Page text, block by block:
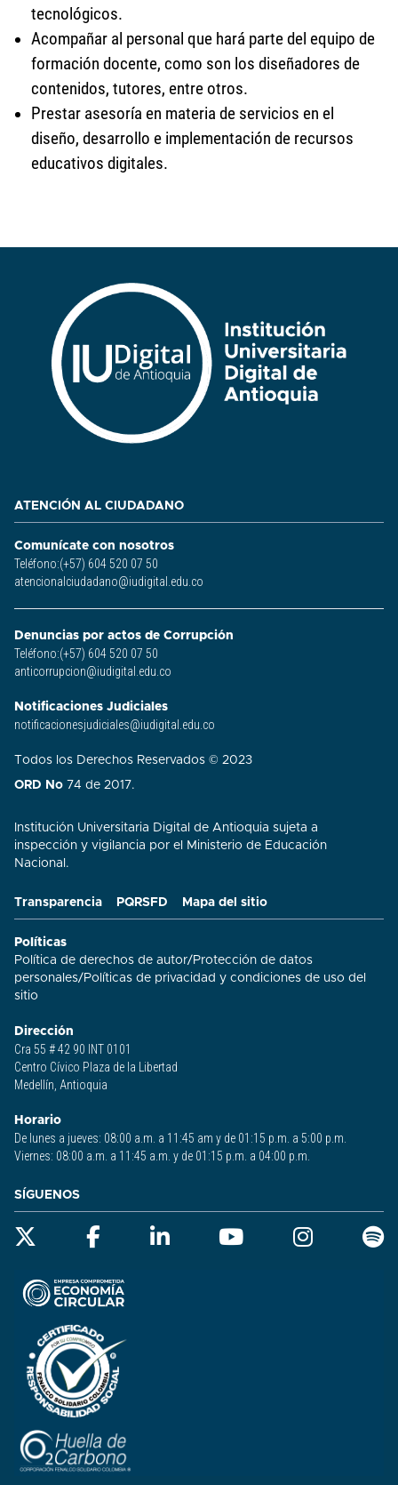
tecnológicos.
Acompañar al personal que hará parte del equipo de
formación docente, como son los diseñadores de
contenidos, tutores, entre otros.
Prestar asesoría en materia de servicios en el
diseño, desarrollo e implementación de recursos
educativos digitales.
Transparencia PQRSFD Mapa del sitio
Políticas
Política de derechos de autor/Protección de datos
personales/Políticas de privacidad y condiciones de uso del
sitio​
Dirección
Cra 55 # 42 90 INT 0101
Centro Cívico Plaza de la Libertad
Medellín, Antioquia
Horario
De lunes a jueves: 08:00 a.m. a 11:45 am y de 01:15 p.m. a 5:00 p.m.
Viernes: 08:00 a.m. a 11:45 a.m. y de 01:15 p.m. a 04:00 p.m.
ATENCIÓN AL CIUDADANO
Comunícate con nosotros
Teléfono:(+57) 604 520 07 50
atencionalciudadano@iudigital.edu.co
Denuncias por actos de Corrupción
Teléfono:(+57) 604 520 07 50
anticorrupcion@iudigital.edu.co
Notificaciones Judiciales
notificacionesjudiciales@iudigital.edu.co
Todos los Derechos Reservados © 2023
ORD No 74 de 2017.
Institución Universitaria Digital de Antioquia sujeta a
inspección y vigilancia por el Ministerio de Educación
Nacional.
SÍGUENOS